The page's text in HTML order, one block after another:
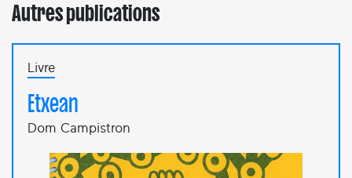
Autres publications
Livre
Etxean
Dom Campistron